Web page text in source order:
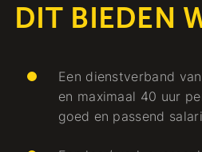
DIT BIEDEN
Een dienstverband
en maximaal 40 uur
goed en passend